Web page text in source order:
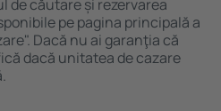
de căutare și rezervarea
pe pagina principală a
Dacă nu ai garanţia că
dacă unitatea de cazare